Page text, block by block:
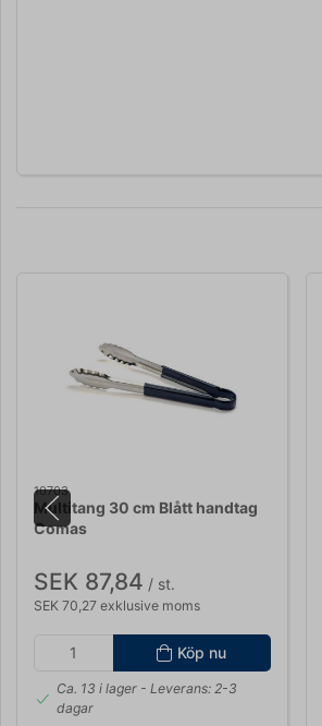
10703
Multitang 30 cm Blått handtag
Comas
SEK 87,84 / st.
SEK 70,27 exklusive moms
Köp nu
Ca. 13 i lager- Leverans: 2-3
dagar